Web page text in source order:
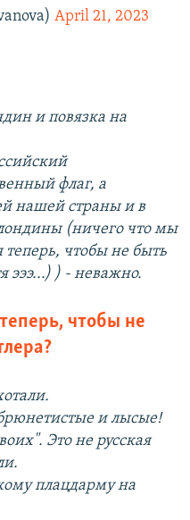
April 21, 2023
и повязка на
флаг, а
нашей страны и в
(ничего что мы
теперь, чтобы не быть
эээ...) ) - неважно.
чтобы не
и лысые!
Это не русская
плацдарму на